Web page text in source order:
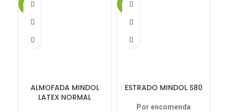
-15%
ALMOFADA MINDOL
LATEX NORMAL
-17%
ESTRADO MINDOL S80
Por encomenda